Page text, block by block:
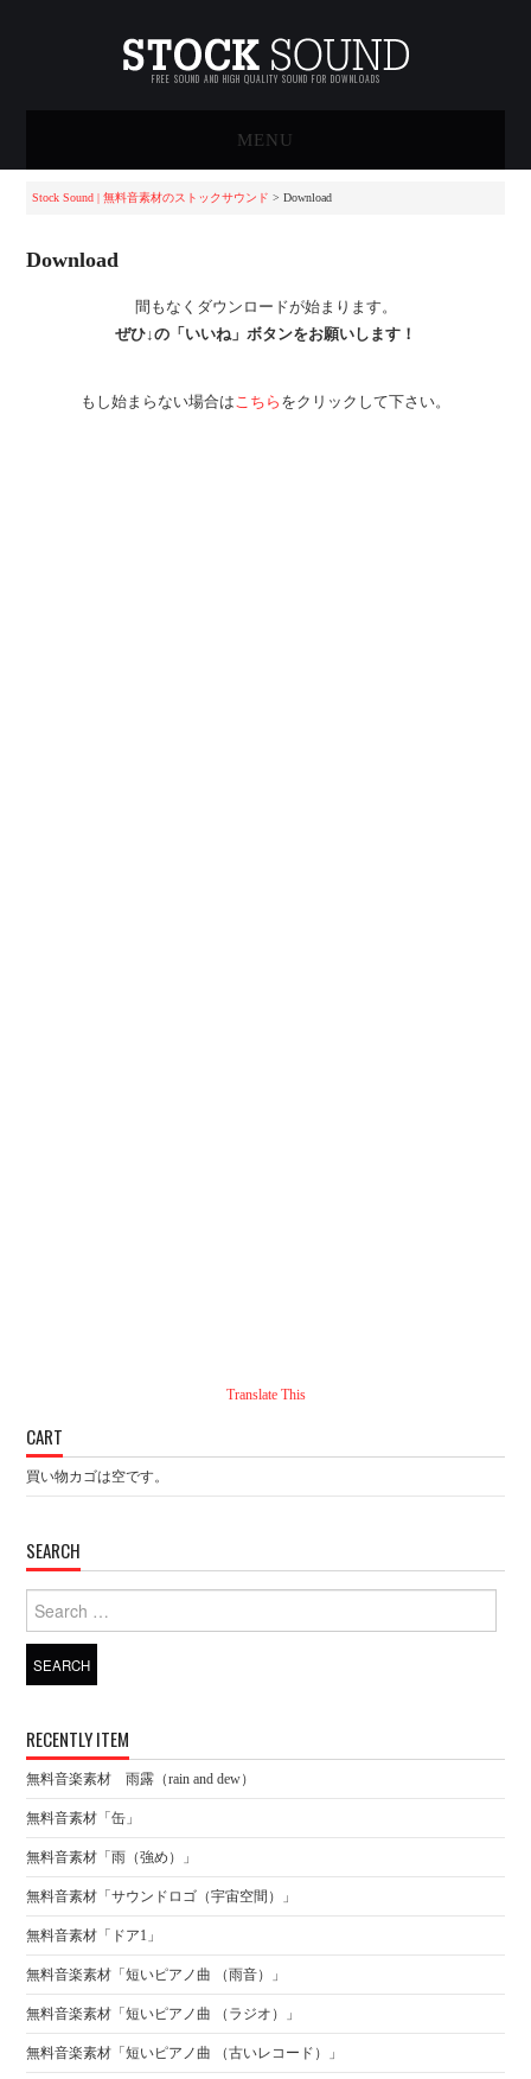
FREE SOUND AND HIGH QUALITY SOUND FOR DOWNLOADS
MENU
HOME
STOCK SOUNDについて
無料サウンド素材一覧
Stock Sound | 無料音素材のストックサウンド > Download
Download
間もなくダウンロードが始まります。
ぜひ↓の「いいね」ボタンをお願いします！
もし始まらない場合はこちら をクリックして下さい。
Translate This
CART
買い物カゴは空です。
SEARCH
Search for:
RECENTLY ITEM
無料音楽素材 雨露（rain and dew）
無料音素材「缶」
無料音素材「雨（強め）」
無料音素材「サウンドロゴ（宇宙空間）」
無料音素材「ドア1」
無料音楽素材「短いピアノ曲 （雨音）」
無料音楽素材「短いピアノ曲 （ラジオ）」
無料音楽素材「短いピアノ曲 （古いレコード）」